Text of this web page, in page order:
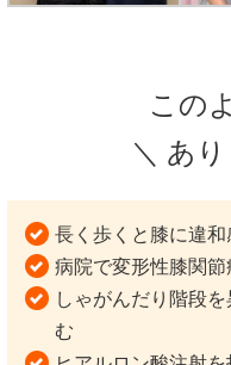
この
＼ あ
長く歩くと膝に違和
病院で変形性膝関節
しゃがんだり階段
む